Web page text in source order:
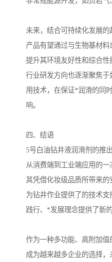
未来，结合可持续化发展
产品有望通过与生物基材料
提升其环境友好性和综合性
行业研发方向也逐渐聚焦
用技术，在保证*润滑的同
响。
四、结语
5号白油钻井液润滑剂的推
从消费端到工业端应用的一
其凭借化妆级品质所带来
为钻井作业提供了的技术
践行、*发展理念提供了新
作为一种多功能、高附加
成为越来越多企业的选择